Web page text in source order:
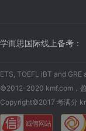
学而思国际线上备考：
ETS, TOEFL iBT and
©2012-2020 kmf.com，
Copyright©2017 考满分